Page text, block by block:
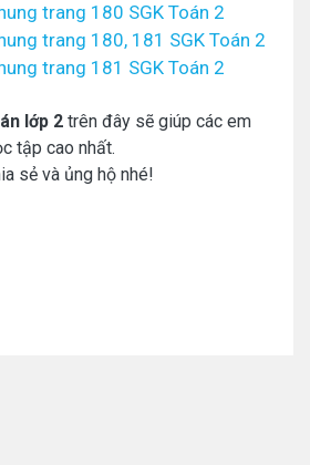
trang 180 SGK Toán 2
trang 180, 181 SGK Toán 2
trang 181 SGK Toán 2
lớp 2 trên đây sẽ giúp các em
tập cao nhất.
sẻ và ủng hộ nhé!